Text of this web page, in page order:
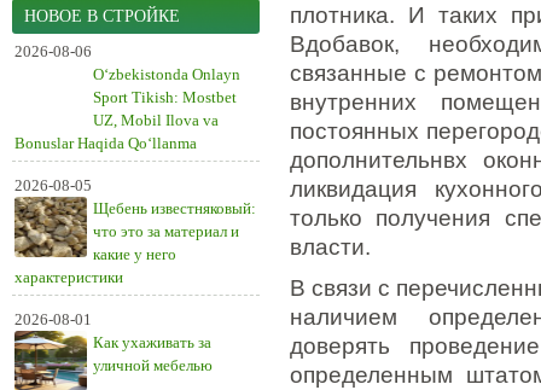
НОВОЕ В СТРОЙКЕ
2026-08-06
O‘zbekistonda Onlayn
Sport Tikish: Mostbet
UZ, Mobil Ilova va
Bonuslar Haqida Qo‘llanma
2026-08-05
Щебень известняковый:
что это за материал и
какие у него
характеристики
2026-08-01
Как ухаживать за
уличной мебелью
плотника. И таких
Вдобавок,
связанные с
внутренних
постоянных
дополнительнвх
ликвидация
только получения
власти.
В связи с
наличием
доверять
определенным